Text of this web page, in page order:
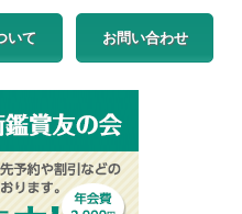
いて お問い合わせ